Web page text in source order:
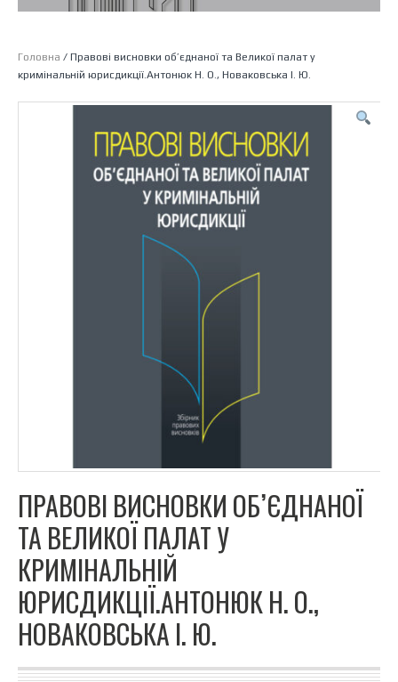
Головна / Правові висновки об’єднаної та Великої палат у
кримінальній юрисдикції.Антонюк Н. О., Новаковська І. Ю.
ПРАВОВІ ВИСНОВКИ ОБ’ЄДНАНОЇ
ТА ВЕЛИКОЇ ПАЛАТ У
КРИМІНАЛЬНІЙ
ЮРИСДИКЦІЇ.АНТОНЮК Н. О.,
НОВАКОВСЬКА І. Ю.